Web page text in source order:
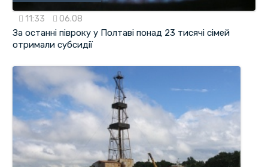
11:33 06.08
За останні півроку у Полтаві понад 23 тисячі сімей
отримали субсидії